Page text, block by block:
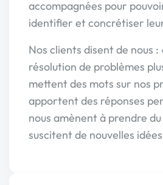
accompagnées pour
identifier et concrétiser
Nos clients disent de nous :
résolution de problèmes
mettent des mots sur nos
apportent des réponses
nous amènent à prendre
suscitent de nouvelles